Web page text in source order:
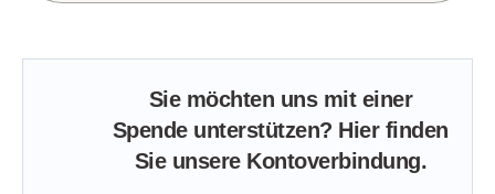
Sie möchten uns mit einer
Spende unterstützen? Hier finden
Sie unsere Kontoverbindung.